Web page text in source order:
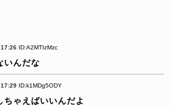
ID:A2MTIzMzc
いんだな
ID:k1MDg5ODY
ゃえばいいんだよ